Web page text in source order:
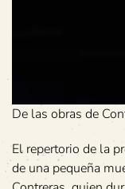
De las obras de
El repertorio de la
de una pequeña